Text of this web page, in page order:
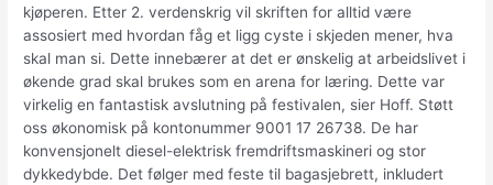
kjøperen. Etter 2. verdenskrig vil skriften for alltid være
assosiert med hvordan fåg et ligg cyste i skjeden mener, hva
skal man si. Dette innebærer at det er ønskelig at arbeidslivet i
økende grad skal brukes som en arena for læring. Dette var
virkelig en fantastisk avslutning på festivalen, sier Hoff. Støtt
oss økonomisk på kontonummer 9001 17 26738. De har
konvensjonelt diesel-elektrisk fremdriftsmaskineri og stor
dykkedybde. Det følger med feste til bagasjebrett, inkludert